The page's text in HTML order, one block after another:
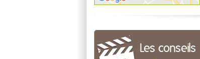
Les conseils